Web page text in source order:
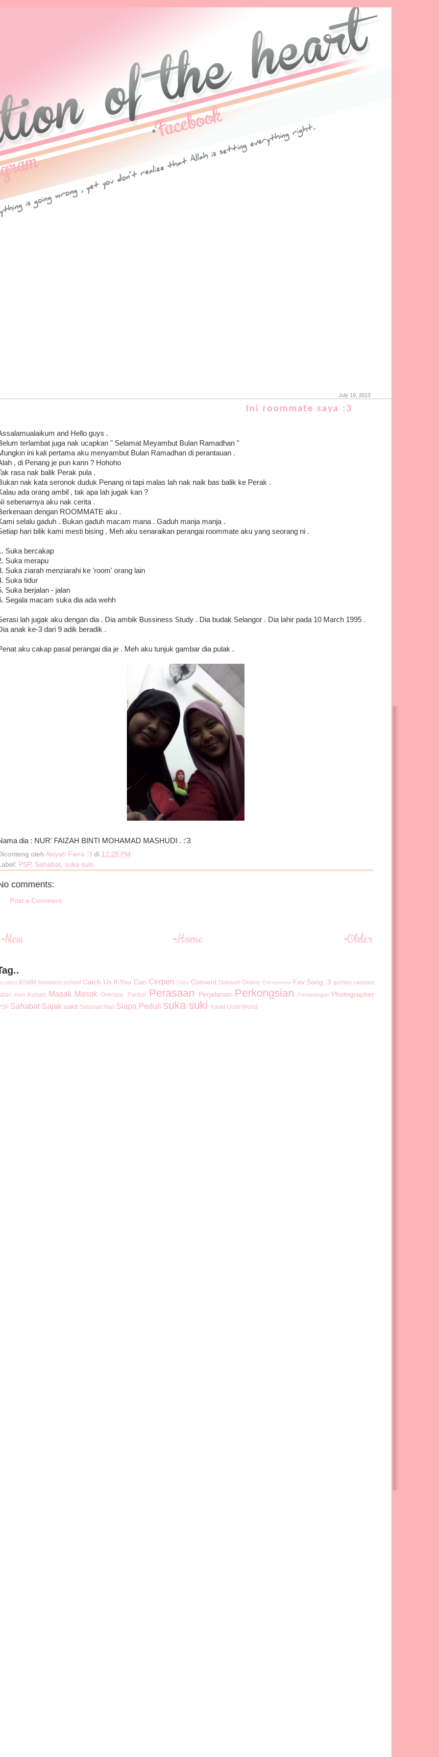
July 19, 2013
Ini roommate saya :3
and Hello guys .
terlambat juga nak ucapkan " Selamat Meyambut Bulan Ramadhan "
ini kali pertama aku menyambut Bulan Ramadhan di perantauan .
, di Penang je pun kann ? Hohoho
rasa nak balik Perak pula .
nak kata seronok duduk Penang ni tapi malas lah nak naik bas balik ke Perak .
ada orang ambil , tak apa lah jugak kan ?
sebenarnya aku nak cerita .
dengan ROOMMATE aku .
selalu gaduh . Bukan gaduh macam mana . Gaduh manja manja .
hari bilik kami mesti bising . Meh aku senaraikan perangai roommate aku yang seorang ni .
Suka bercakap
Suka merapu
Suka ziarah menziarahi ke 'room' orang lain
Suka tidur
Suka berjalan - jalan
Segala macam suka dia ada wehh
lah jugak aku dengan dia . Dia ambik Bussiness Study . Dia budak Selangor . Dia lahir pada 10 March 1995 .
anak ke-3 dari 9 adik beradik .
aku cakap pasal perangai dia je . Meh aku tunjuk gambar dia pulak .
dia : NUR' FAIZAH BINTI MOHAMAD MASHUDI . :'3
oleh Aisyah Fiera :3 di 12:28 PM
PSP, Sahabat, suka suki
comments:
Post a Comment
BSMM business school Catch Us If You Can Cerpen Cinta Convent Dakwah Drama Entrepeneur Fav Song :3 gurney campus
Kem Kursus Masak Masak Oversea. Pantun Perasaan Perjalanan Perkongsian Pertandingan Photographer
Sahabat Sajak sakit Selamat Hari Siapa Peduli suka suki travel Unikl World